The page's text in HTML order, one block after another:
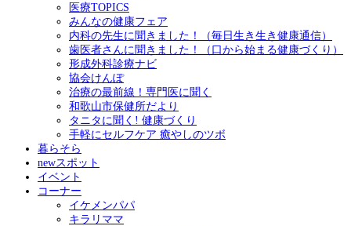
医療TOPICS
みんなの健康フェア
内科の先生に聞きました！（毎日生き生き健康通信）
歯医者さんに聞きました！（口から始まる健康づくり）
形成外科診療ナビ
協会けんぽ
治療の最前線！専門医に聞く
和歌山市保健所だより
タニタに聞く! 健康づくり
手軽にセルフケア 癒やしのツボ
暮らそら
newスポット
イベント
コーナー
イケメンパパ
キラリママ